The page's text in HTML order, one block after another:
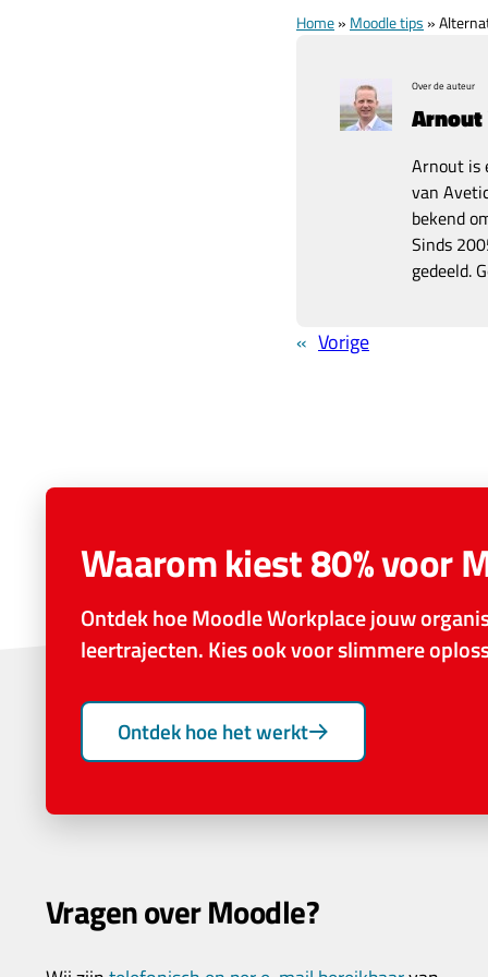
Home» Moodle tips »
Over de auteur
Arnout is
van
bekend
Sinds
gedeeld.
« Vorige
Waarom kiest 80% voor
Ontdek hoe Moodle Workplace jouw
leertrajecten. Kies ook voor slimmere
Ontdek hoe het werkt
Vragen over Moodle?